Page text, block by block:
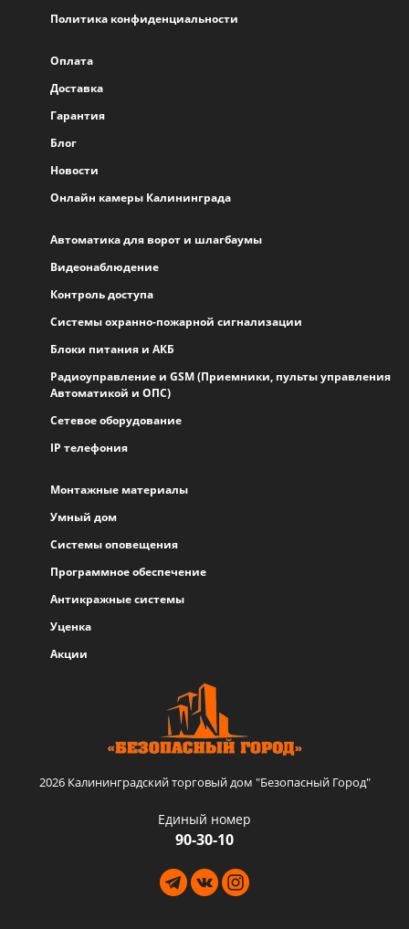
Политика конфиденциальности
Оплата
Доставка
Гарантия
Блог
Новости
Онлайн камеры Калининграда
Автоматика для ворот и шлагбаумы
Видеонаблюдение
Контроль доступа
Системы охранно-пожарной сигнализации
Блоки питания и АКБ
Радиоуправление и GSM (Приемники, пульты управления
Автоматикой и ОПС)
Сетевое оборудование
IP телефония
Монтажные материалы
Умный дом
Системы оповещения
Программное обеспечение
Антикражные системы
Уценка
Акции
2026 Калининградский торговый дом "Безопасный Город"
Единый номер
90-30-10